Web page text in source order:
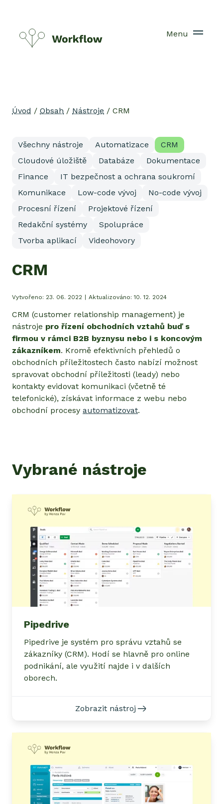
Menu
Úvod / Obsah / Nástroje / CRM
Všechny nástroje Automatizace
CRM
Cloudové úložiště
Databáze
Dokumentace
Finance
IT bezpečnost a ochrana soukromí
Komunikace
Low-code vývoj
No-code vývoj
Procesní řízení
Projektové řízení
Redakční systémy
Spolupráce
Tvorba aplikací
Videohovory
CRM
Vytvořeno: 23. 06. 2022 | Aktualizováno:10. 12. 2024
CRM (customer relationship management) je
nástroje pro řízení obchodních vztahů buď s
firmou v rámci B2B byznysu nebo i s koncovým
zákazníkem. Kromě efektivních přehledů o
obchodních příležitostech často nabízí možnost
spravovat obchodní příležitosti (leady) nebo
kontakty evidovat komunikaci (včetně té
telefonické), získávat informace z webu nebo
obchodní procesy automatizovat.
Vybrané nástroje
Pipedrive
Pipedrive je systém pro správu vztahů se
zákazníky (CRM). Hodí se hlavně pro online
podnikání, ale využití najde i v dalších
oborech.
Zobrazit nástroj